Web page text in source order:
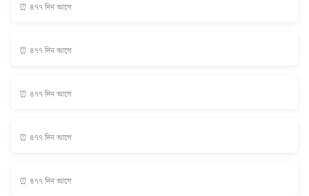
⏰ ৪৭৭ দিন আগে
⏰ ৪৭৭ দিন আগে
⏰ ৪৭৭ দিন আগে
⏰ ৪৭৭ দিন আগে
⏰ ৪৭৭ দিন আগে